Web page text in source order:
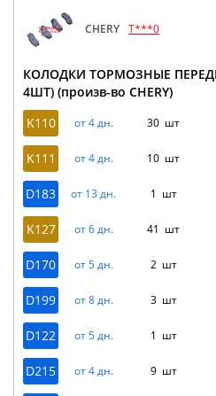
CHERY T***0
КОЛОДКИ ТОРМОЗНЫЕ
4ШТ) (произв-во CHERY)
K110
от 4 дн. 30 шт
K111 от 4 дн. 10 шт
D183 от 13 дн. 1 шт
K127 от 6 дн. 41 шт
D170 от 5 дн. 2 шт
D199 от 8 дн. 3 шт
D122 от 5 дн. 1 шт
D215 от 4 дн. 9 шт